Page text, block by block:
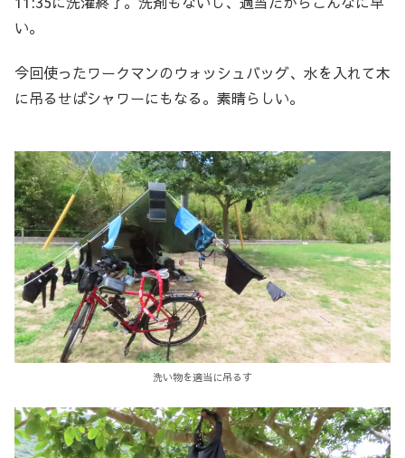
い。
今回使ったワークマンのウォッシュバッグ、水を入れて木
に吊るせばシャワーにもなる。素晴らしい。
洗い物を適当に吊るす